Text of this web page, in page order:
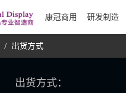
康冠商用 研发制造
/ 出货方式
出货方式：